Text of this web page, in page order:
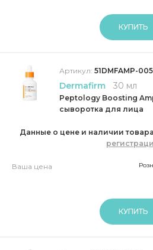
КУПИТЬ
Артикул: 51DMFAMP-
Dermafirm 30 мл
Peptology Boosting
сыворотка для лица
Данные о цене и наличии
Ваша цена
КУПИТЬ